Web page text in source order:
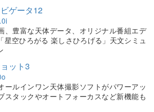
ゲータ12
、豊富な天体データ、オリジナル番組エデ
星空ひろがる 楽しさひろげる」天文シミュ
ット3
ールインワン天体撮影ソフトがパワーアッ
スタックやオートフォーカスなど新機能も